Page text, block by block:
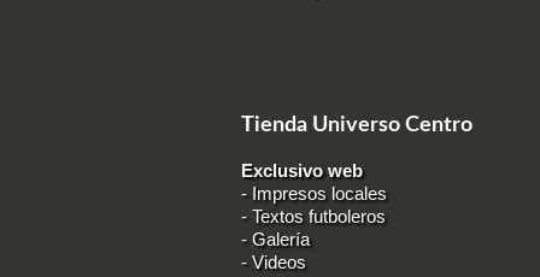
Tienda Universo Centro
Exclusivo web
- Impresos locales
- Textos futboleros
-Galería
-Videos